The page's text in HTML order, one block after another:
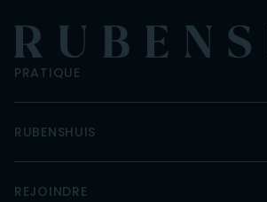
PRATIQUE
RUBENSHUIS
REJOINDRE